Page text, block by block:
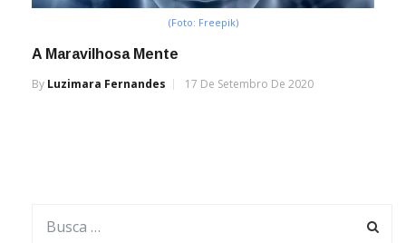
(Foto: Freepik)
A Maravilhosa Mente
By Luzimara Fernandes 17 De Setembro De 2020